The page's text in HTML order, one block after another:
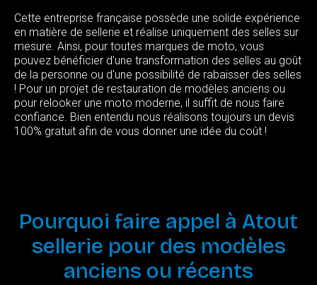
Cette entreprise française possède une solide expérience
en matière de sellerie et réalise uniquement des selles sur
mesure. Ainsi, pour toutes marques de moto, vous
pouvez bénéficier d'une transformation des selles au goût
de la personne ou d'une possibilité de rabaisser des selles
! Pour un projet de restauration de modèles anciens ou
pour relooker une moto moderne, il suffit de nous faire
confiance. Bien entendu nous réalisons toujours un devis
100% gratuit afin de vous donner une idée du coût !
Pourquoi faire appel à Atout
sellerie pour des modèles
anciens ou récents